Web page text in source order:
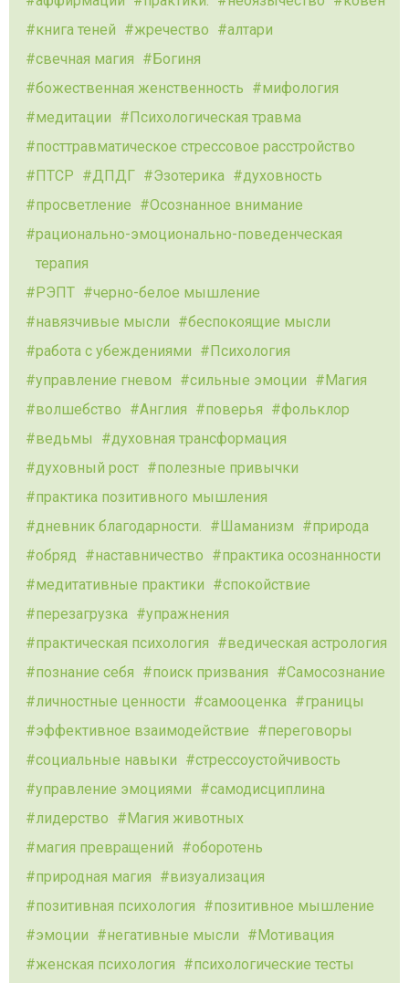
книга теней
жречество
алтари
свечная магия
Богиня
божественная женственность
мифология
медитации
Психологическая травма
посттравматическое стрессовое расстройство
ПТСР
ДПДГ Эзотерика
духовность
просветление
Осознанное внимание
рационально-эмоционально-поведенческая
терапия
РЭПТ
черно-белое мышление
навязчивые мысли
беспокоящие мысли
работа с убеждениями
Психология
управление гневом
сильные эмоции
Магия
волшебство
Англия поверья
фольклор
ведьмы
духовная трансформация
духовный рост
полезные привычки
практика позитивного мышления
дневник благодарности.
Шаманизм
природа
обряд
наставничество
практика осознанности
медитативные практики
спокойствие
перезагрузка
упражнения
практическая психология
ведическая астрология
познание себя
поиск призвания
Самосознание
личностные ценности
самооценка
границы
эффективное взаимодействие
переговоры
социальные навыки
стрессоустойчивость
управление эмоциями
самодисциплина
лидерство
Магия животных
магия превращений
оборотень
природная магия
визуализация
позитивная психология
позитивное мышление
эмоции
негативные мысли
Мотивация
женская психология
психологические тесты